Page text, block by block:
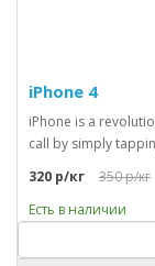
iPhone 4
iPhone is a
call by simply
320 р/кг
350 р/кг
Есть в наличии